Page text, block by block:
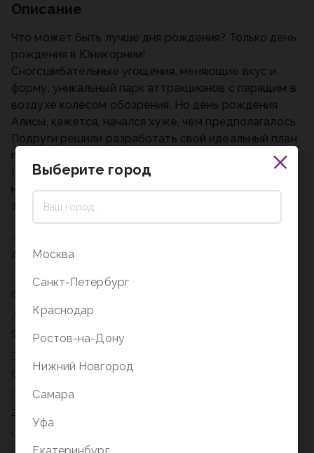
Ана Пунсет
0,672
Артикул
978-5-17-151364-1
6+
2025
Описание
Что может быть лучше дня рождения? Только день
рождения в Юникорнии!
Сногсшибательные угощения, меняющие вкус и
форму, уникальный парк аттракционов с парящим в
воздухе колесом обозрения. Но день рождения
Алисы, кажется, начался хуже, чем предполагалось.
Подруги решили разработать свой идеальный план
по спасению самого важного дня в году.
Получится ли у Софии и Евы сделать этот день
незабываемым? И суждено ли исполниться самому
заветному желанию Алисы?
Выберите город
Москва
Санкт-Петербург
Краснодар
Ростов-на-Дону
Нижний Новгород
Самара
Уфа